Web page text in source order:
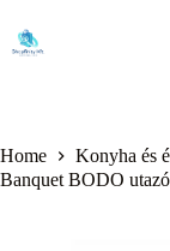
content
Home Konyha és
Banquet BODO